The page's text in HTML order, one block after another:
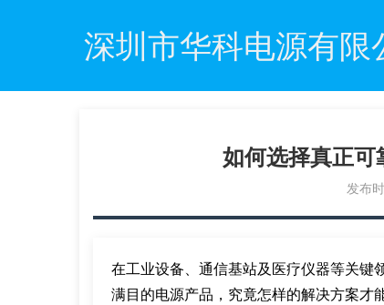
深圳市华科电源有限
如何选择真正可
发布
在工业设备、通信基站及医疗仪器等关键
满目的电源产品，究竟怎样的解决方案才